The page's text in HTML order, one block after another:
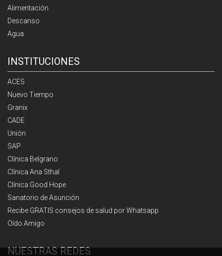
Alimentación
Descanso
Agua
INSTITUCIONES
ACES
Nuevo Tiempo
Granix
CADE
Unión
SAP
Clínica Belgrano
Clínica Ana Sthal
Clínica Good Hope
Sanatorio de Asunción
Recibe GRATIS consejos de salud por Whatsapp
Oído Amigo
NUESTRAS REDES